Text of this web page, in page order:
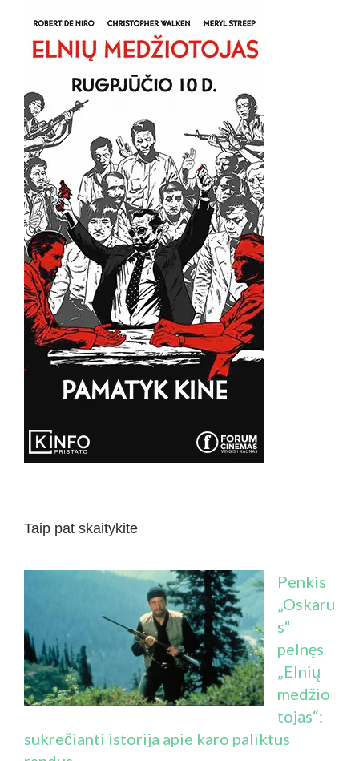
Taip pat skaitykite
Penkis
„Oskaru
s“
pelnęs
„Elnių
medžio
tojas“:
sukrečianti istorija apie karo paliktus